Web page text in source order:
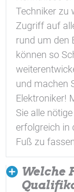
Techniker zu
Zugriff auf
rund um den
können so
und machen
Elektroniker!
Sie alle
erfolgreich in
Fuß zu
Welche